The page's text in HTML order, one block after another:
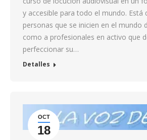
y accesible para todo el mundo. Está
personas que se inicien en el mundo
como a profesionales en activo que
perfeccionar su…
Detalles
OCT
18